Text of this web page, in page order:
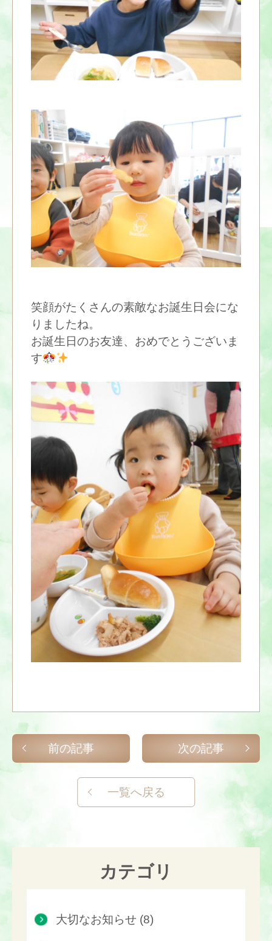
笑顔がたくさんの素敵なお誕生日会にな
りましたね。
お誕生日のお友達、おめでとうございま
す
前の記事 次の記事
一覧へ戻る
カテゴリ
大切なお知らせ (8)